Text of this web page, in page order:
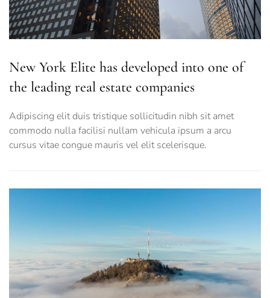
New York Elite has developed into one of
the leading real estate companies
Adipiscing elit duis tristique sollicitudin nibh sit amet
commodo nulla facilisi nullam vehicula ipsum a arcu
cursus vitae congue mauris vel elit scelerisque.